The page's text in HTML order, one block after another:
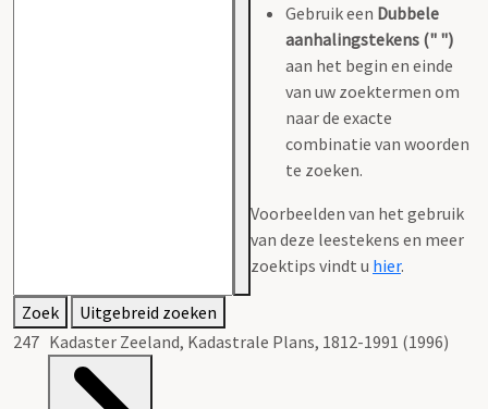
Gebruik een Dubbele
aanhalingstekens (" ")
aan het begin en einde
van uw zoektermen om
naar de exacte
combinatie van woorden
te zoeken.
Voorbeelden van het gebruik
van deze leestekens en meer
zoektips vindt u hier.
Zoek
Uitgebreid zoeken
247 Kadaster Zeeland, Kadastrale Plans, 1812-1991 (1996)